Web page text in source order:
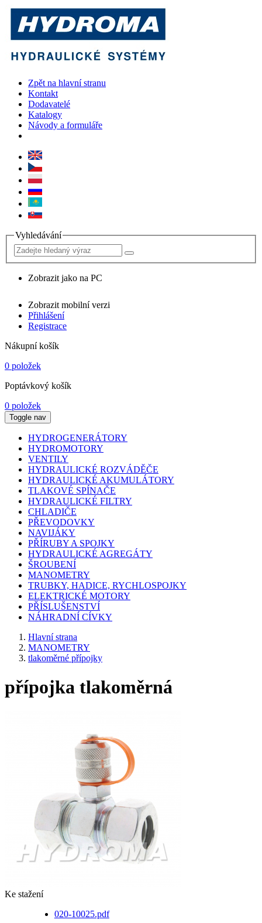
Zpět na hlavní stranu
Kontakt
Dodavatelé
Katalogy
Návody a formuláře
Vyhledávání
Zobrazit jako na PC
Zobrazit mobilní verzi
Přihlášení
Registrace
Nákupní košík
0 položek
Poptávkový košík
0 položek
Toggle nav
HYDROGENERÁTORY
HYDROMOTORY
VENTILY
HYDRAULICKÉ ROZVÁDĚČE
HYDRAULICKÉ AKUMULÁTORY
TLAKOVÉ SPÍNAČE
HYDRAULICKÉ FILTRY
CHLADIČE
PŘEVODOVKY
NAVIJÁKY
PŘÍRUBY A SPOJKY
HYDRAULICKÉ AGREGÁTY
ŠROUBENÍ
MANOMETRY
TRUBKY, HADICE, RYCHLOSPOJKY
ELEKTRICKÉ MOTORY
PŘÍSLUŠENSTVÍ
NÁHRADNÍ CÍVKY
Hlavní strana
MANOMETRY
tlakoměrné přípojky
přípojka tlakoměrná
Ke stažení
020-10025.pdf